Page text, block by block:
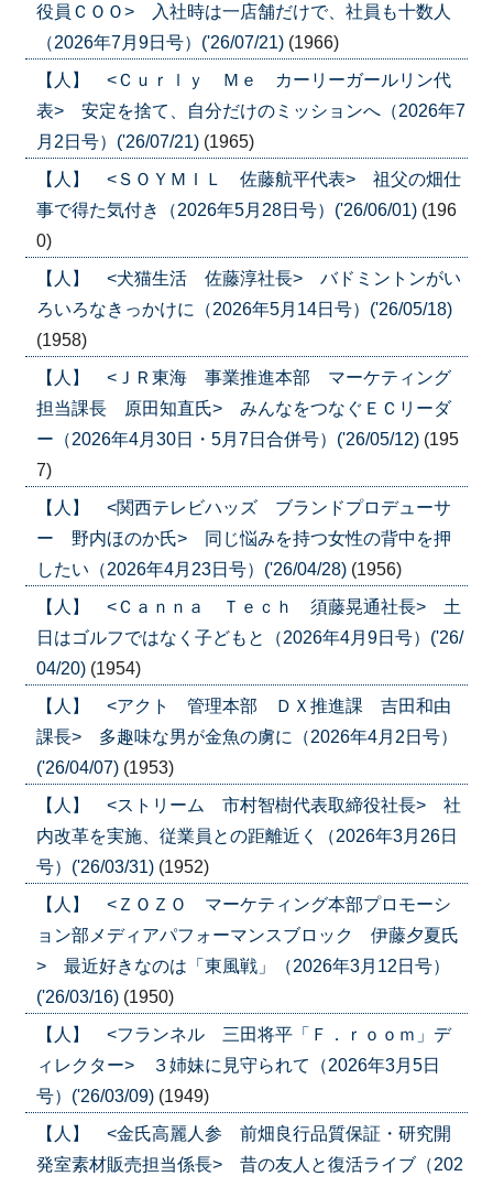
役員ＣＯＯ> 入社時は一店舗だけで、社員も十数人
（2026年7月9日号）('26/07/21) (1966)
【人】 <Ｃｕｒｌｙ Ｍｅ カーリーガールリン代
表> 安定を捨て、自分だけのミッションへ（2026年7
月2日号）('26/07/21) (1965)
【人】 <ＳＯＹＭＩＬ 佐藤航平代表> 祖父の畑仕
事で得た気付き（2026年5月28日号）('26/06/01) (196
0)
【人】 <犬猫生活 佐藤淳社長> バドミントンがい
ろいろなきっかけに（2026年5月14日号）('26/05/18)
(1958)
【人】 <ＪＲ東海 事業推進本部 マーケティング
担当課長 原田知直氏> みんなをつなぐＥＣリーダ
ー（2026年4月30日・5月7日合併号）('26/05/12) (195
7)
【人】 <関西テレビハッズ ブランドプロデューサ
ー 野内ほのか氏> 同じ悩みを持つ女性の背中を押
したい（2026年4月23日号）('26/04/28) (1956)
【人】 <Ｃａｎｎａ Ｔｅｃｈ 須藤晃通社長> 土
日はゴルフではなく子どもと（2026年4月9日号）('26/
04/20) (1954)
【人】 <アクト 管理本部 ＤＸ推進課 吉田和由
課長> 多趣味な男が金魚の虜に（2026年4月2日号）
('26/04/07) (1953)
【人】 <ストリーム 市村智樹代表取締役社長> 社
内改革を実施、従業員との距離近く（2026年3月26日
号）('26/03/31) (1952)
【人】 <ＺＯＺＯ マーケティング本部プロモーシ
ョン部メディアパフォーマンスブロック 伊藤夕夏氏
> 最近好きなのは「東風戦」（2026年3月12日号）
('26/03/16) (1950)
【人】 <フランネル 三田将平「Ｆ．ｒｏｏｍ」デ
ィレクター> ３姉妹に見守られて（2026年3月5日
号）('26/03/09) (1949)
【人】 <金氏高麗人参 前畑良行品質保証・研究開
発室素材販売担当係長> 昔の友人と復活ライブ（202